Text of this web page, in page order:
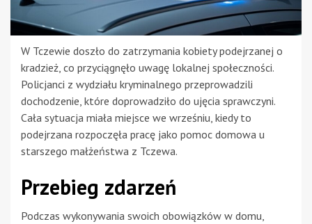
W Tczewie doszło do zatrzymania kobiety podejrzanej o
kradzież, co przyciągnęło uwagę lokalnej społeczności.
Policjanci z wydziału kryminalnego przeprowadzili
dochodzenie, które doprowadziło do ujęcia sprawczyni.
Cała sytuacja miała miejsce we wrześniu, kiedy to
podejrzana rozpoczęła pracę jako pomoc domowa u
starszego małżeństwa z Tczewa.
Przebieg zdarzeń
Podczas wykonywania swoich obowiązków w domu,